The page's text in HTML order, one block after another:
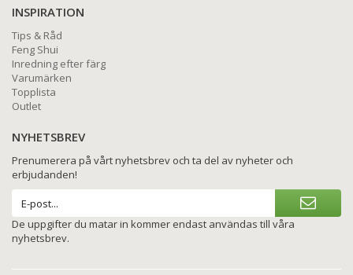
INSPIRATION
Tips & Råd
Feng Shui
Inredning efter färg
Varumärken
Topplista
Outlet
NYHETSBREV
Prenumerera på vårt nyhetsbrev och ta del av nyheter och
erbjudanden!
De uppgifter du matar in kommer endast användas till våra
nyhetsbrev.